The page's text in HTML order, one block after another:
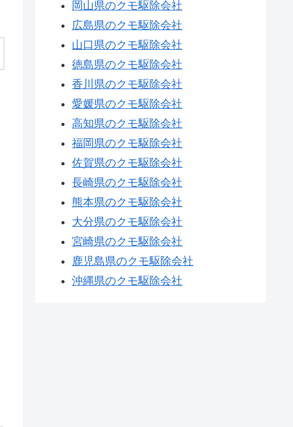
岡山県のクモ駆除会社
広島県のクモ駆除会社
山口県のクモ駆除会社
徳島県のクモ駆除会社
香川県のクモ駆除会社
愛媛県のクモ駆除会社
高知県のクモ駆除会社
福岡県のクモ駆除会社
佐賀県のクモ駆除会社
長崎県のクモ駆除会社
熊本県のクモ駆除会社
大分県のクモ駆除会社
宮崎県のクモ駆除会社
鹿児島県のクモ駆除会社
沖縄県のクモ駆除会社